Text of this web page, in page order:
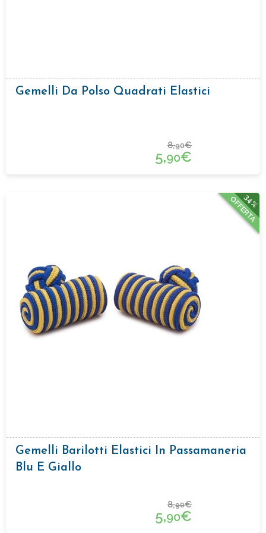
Gemelli Da Polso Quadrati Elastici
8,90€
5,90€
34%
OFFERTA
Gemelli Barilotti Elastici In Passamaneria
Blu E Giallo
8,90€
5,90€